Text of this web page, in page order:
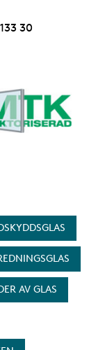
30
AV GLAS